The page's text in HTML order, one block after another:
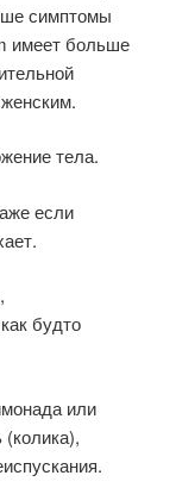
симптомы
имеет больше
тела.
если
будто
или